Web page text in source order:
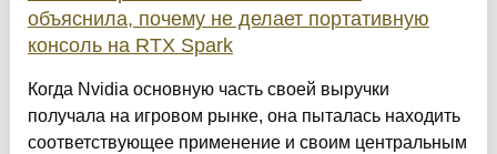
объяснила, почему не делает портативную
консоль на RTX Spark
Когда Nvidia основную часть своей выручки
получала на игровом рынке, она пыталась находить
соответствующее применение и своим центральным